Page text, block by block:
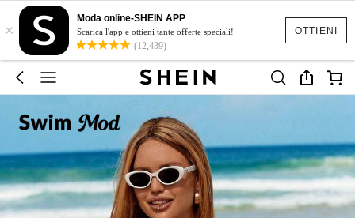
OTTIENI
×
Moda online-SHEIN APP
Scarica l'app e ottieni tante offerte speciali!
(12,439)